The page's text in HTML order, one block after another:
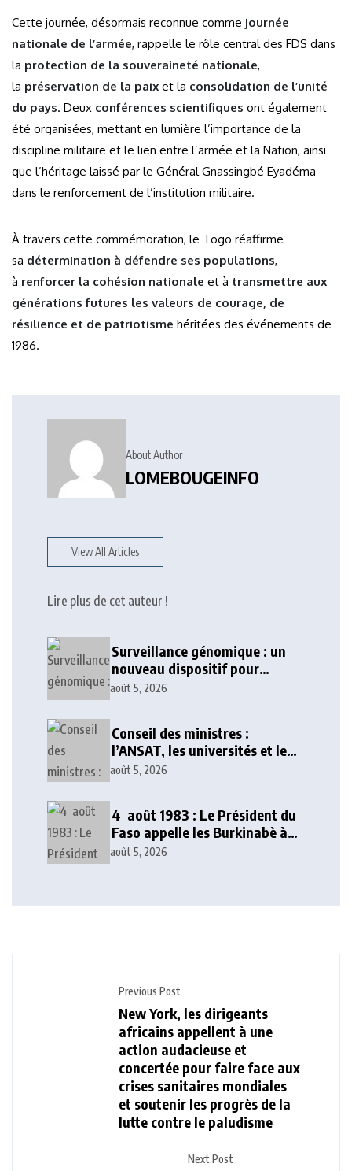
Cette journée, désormais reconnue comme journée
nationale de l’armée, rappelle le rôle central des FDS dans
la protection de la souveraineté nationale,
la préservation de la paix et la consolidation de l’unité
du pays. Deux conférences scientifiques ont également
été organisées, mettant en lumière l’importance de la
discipline militaire et le lien entre l’armée et la Nation, ainsi
que l’héritage laissé par le Général Gnassingbé Eyadéma
dans le renforcement de l’institution militaire.
À travers cette commémoration, le Togo réaffirme
sa détermination à défendre ses populations,
à renforcer la cohésion nationale et à transmettre aux
générations futures les valeurs de courage, de
résilience et de patriotisme héritées des événements de
1986.
About Author
LOMEBOUGEINFO
View All Articles
Lire plus de cet auteur !
Surveillance génomique : un
nouveau dispositif pour
renforcer la sécurité sanitaire
août 5, 2026
Conseil des ministres :
l’ANSAT, les universités et le
numérique au cœur des
août 5, 2026
4 août 1983 : Le Président du
Faso appelle les Burkinabè à
poursuivre l’idéal
août 5, 2026
Previous Post
New York, les dirigeants
africains appellent à une
action audacieuse et
concertée pour faire face aux
crises sanitaires mondiales
et soutenir les progrès de la
lutte contre le paludisme
Next Post